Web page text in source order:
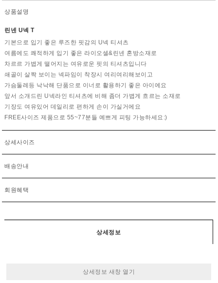
상품설명
린넨 U넥 T
기본으로 입기 좋은 루즈한 핏감의 U넥 티셔츠
여름에도 쾌적하게 입기 좋은 라이오셀&린넨 혼방소재로
차르르 가볍게 떨어지는 여유로운 핏의 티셔츠입니다
쇄골이 살짝 보이는 넥파임이 착장시 여리여리해보이고
가슴둘레등 낙낙해 단품으로 이너로 활용하기 좋은 아이에요
앞서 소개드린 U넥라인 티셔츠에 비해 좀더 가볍게 흐르는 소재로
기장도 여유있어 데일리로 편하게 손이 가실거에요
FREE사이즈 제품으로 55~77분들 예쁘게 피팅 가능하세요:)
상세사이즈
배송안내
회원혜택
상세정보
상세정보 새창 열기